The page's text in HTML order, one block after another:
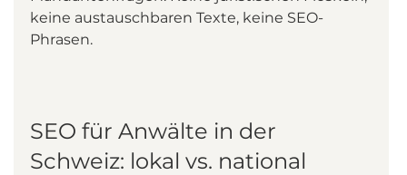
keine austauschbaren Texte, keine SEO-
Phrasen.
SEO für Anwälte in der
Schweiz: lokal vs. national